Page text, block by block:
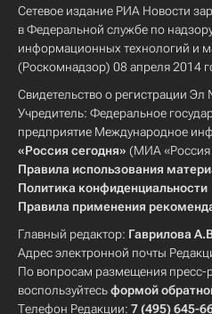
Сетевое издание РИА Новости
в Федеральной службе по
информационных технологий и
(Роскомнадзор) 08 апреля 2014
Свидетельство о регистрации
Учредитель: Федеральное
предприятие Международное
«Россия сегодня» (МИА «Россия
Правила использования
Политика конфиденциальности
Правила применения
Главный редактор: Гаврилова
Адрес электронной почты
По вопросам размещения пресс-
воспользуйтесьформой
Телефон Редакции: 7 (495) 645-